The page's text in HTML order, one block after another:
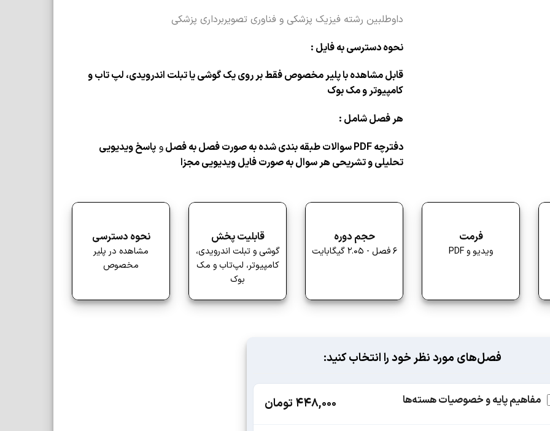
داوطلبین رشته فیزیک پزشکی و فناوری تصویربرداری پزشکی
نحوه دسترسی به فایل :
قابل مشاهده با پلیر مخصوص فقط بر روی یک گوشی یا تبلت اندرویدی، لپ تاب و
کامپیوتر و مک بوک
هر فصل شامل :
دفترچه PDF سوالات طبقه بندی شده به صورت فصل به فصل
و پاسخ ویدیویی
تحلیلی و تشریحی هر سوال به صورت فایل ویدیویی مجزا
فرمت
ویدیو و PDF
حجم دوره
6 فصل - 2.05 گیگابایت
قابلیت پخش
گوشی و تبلت اندرویدی،
کامپیوتر، لپ‌تاب و مک
بوک
نحوه دسترسی
مشاهده در پلیر
مخصوص
فصل‌های مورد نظر خود را انتخاب کنید:
مفاهیم پایه و خصوصیات هسته‌ها 448,000 تومان